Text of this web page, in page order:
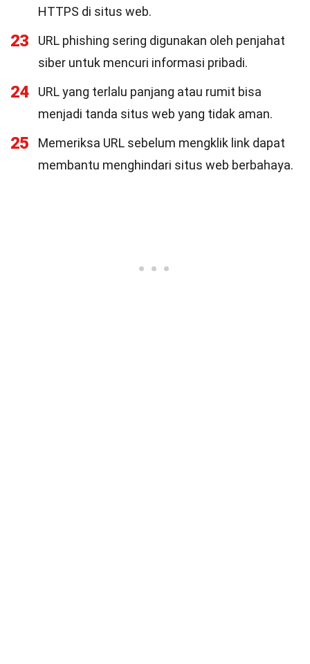
HTTPS di situs web.
23
URL phishing sering digunakan oleh penjahat
siber untuk mencuri informasi pribadi.
24
URL yang terlalu panjang atau rumit bisa
menjadi tanda situs web yang tidak aman.
25
Memeriksa URL sebelum mengklik link dapat
membantu menghindari situs web berbahaya.